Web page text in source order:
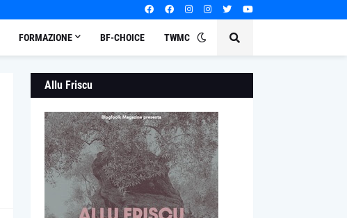
FORMAZIONE BF-CHOICE TWMC
Allu Friscu